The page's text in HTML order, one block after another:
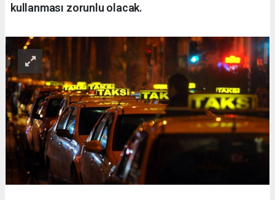
kullanması zorunlu olacak.